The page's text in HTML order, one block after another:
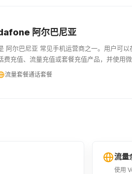
阿尔巴尼亚
阿尔巴尼亚 常见手机运营商之一。用户可以
充值、流量充值或套餐充值产品，并使用微
流量套餐通话套餐
流量
使用